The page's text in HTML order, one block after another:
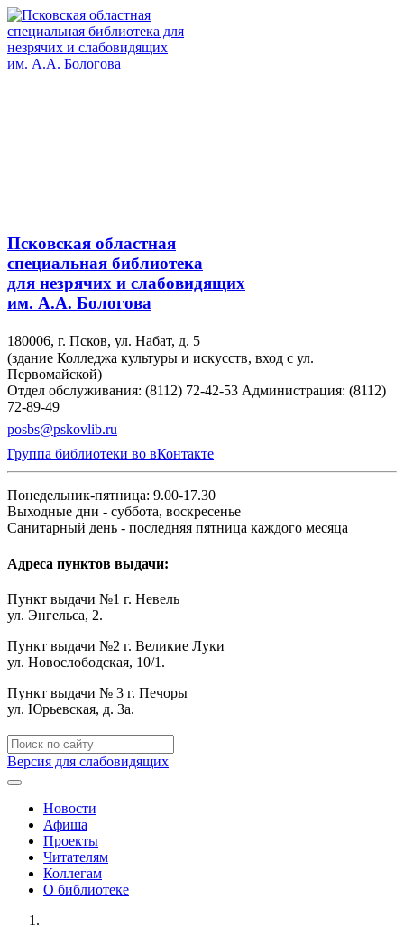
Псковская областная
специальная библиотека
для незрячих и слабовидящих
им. А.А. Бологова
180006, г. Псков, ул. Набат, д. 5
(здание Колледжа культуры и искусств, вход с ул.
Первомайской)
Отдел обслуживания: (8112) 72-42-53 Администрация: (8112)
72-89-49
posbs@pskovlib.ru
Группа библиотеки во вКонтакте
Понедельник-пятница: 9.00-17.30
Выходные дни - суббота, воскресенье
Санитарный день - последняя пятница каждого месяца
Адреса пунктов выдачи:
Пункт выдачи №1 г. Невель
ул. Энгельса, 2.
Пункт выдачи №2 г. Великие Луки
ул. Новослободская, 10/1.
Пункт выдачи № 3 г. Печоры
ул. Юрьевская, д. 3а.
Версия для слабовидящих
Новости
Афиша
Проекты
Читателям
Коллегам
О библиотеке